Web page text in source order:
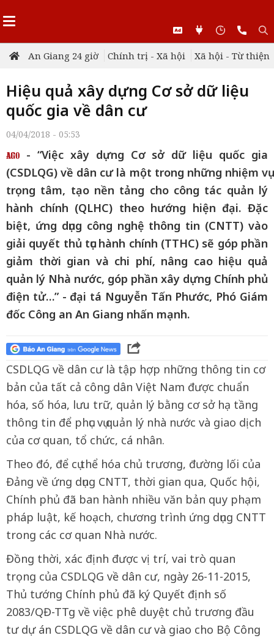
An Giang 24 giờ Chính trị - Xã hội Xã hội - Từ thiện
Hiệu quả xây dựng Cơ sở dữ liệu
quốc gia về dân cư
04/04/2018 - 05:53
- “Việc xây dựng Cơ sở dữ liệu quốc gia
(CSDLQG) về dân cư là một trong những nhiệm vụ
trọng tâm, tạo nền tảng cho công tác quản lý
hành chính (QLHC) theo hướng hiện đại. Đặc
biệt, ứng dụng công nghệ thông tin (CNTT) vào
giải quyết thủ tục hành chính (TTHC) sẽ góp phần
giảm thời gian và chi phí, nâng cao hiệu quả
quản lý Nhà nước, góp phần xây dựng Chính phủ
điện tử…” - đại tá Nguyễn Tấn Phước, Phó Giám
đốc Công an An Giang nhấn mạnh.
CSDLQG về dân cư là tập hợp những thông tin cơ
bản của tất cả công dân Việt Nam được chuẩn
hóa, số hóa, lưu trữ, quản lý bằng cơ sở hạ tầng
thông tin để phục vụ quản lý nhà nước và giao dịch
của cơ quan, tổ chức, cá nhân.
Theo đó, để cụ thể hóa chủ trương, đường lối của
Đảng về ứng dụng CNTT, thời gian qua, Quốc hội,
Chính phủ đã ban hành nhiều văn bản quy phạm
pháp luật, kế hoạch, chương trình ứng dụng CNTT
trong các cơ quan Nhà nước.
Đồng thời, xác định được vị trí, vai trò quan
trọng của CSDLQG về dân cư, ngày 26-11-2015,
Thủ tướng Chính phủ đã ký Quyết định số
2083/QĐ-TTg về việc phê duyệt chủ trương đầu
tư dự án CSDLQG về dân cư và giao cho Bộ Công